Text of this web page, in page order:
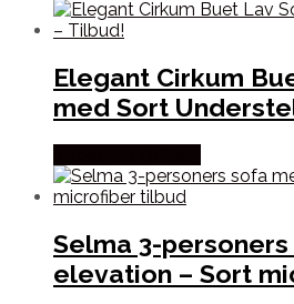
Elegant Cirkum
med Sort
Selma 3-
elevation – Sort